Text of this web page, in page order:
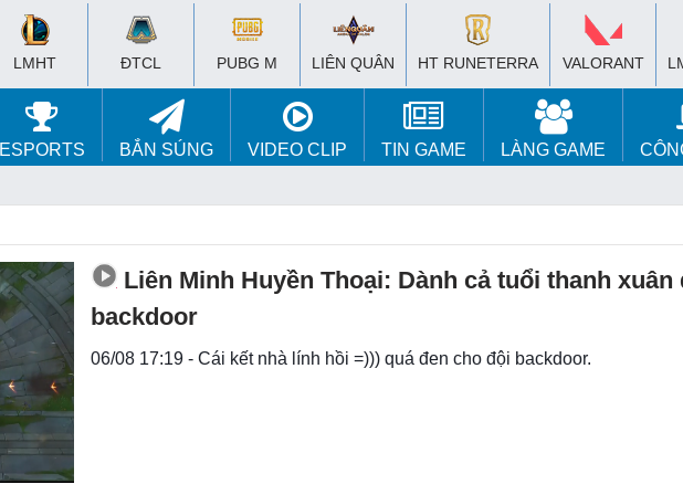
LMHT ĐTCL PUBG M LIÊN QUÂN HT RUNETERRA VALORANT
ESPORTS BẮN SÚNG VIDEO CLIP TIN GAME LÀNG GAME
Liên Minh Huyền Thoại: Dành cả tuổi thanh
backdoor
06/08 17:19 - Cái kết nhà lính hồi =))) quá đen cho đội backdoor.